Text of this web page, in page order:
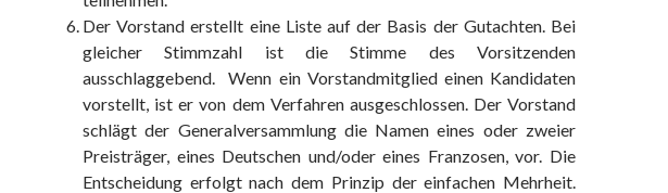
Der Vorstand erstellt eine Liste auf der Basis der Gutachten. Bei
gleicher Stimmzahl ist die Stimme des Vorsitzenden
ausschlaggebend. Wenn ein Vorstandmitglied einen Kandidaten
vorstellt, ist er von dem Verfahren ausgeschlossen. Der Vorstand
schlägt der Generalversammlung die Namen eines oder zweier
Preisträger, eines Deutschen und/oder eines Franzosen, vor. Die
Entscheidung erfolgt nach dem Prinzip der einfachen Mehrheit.